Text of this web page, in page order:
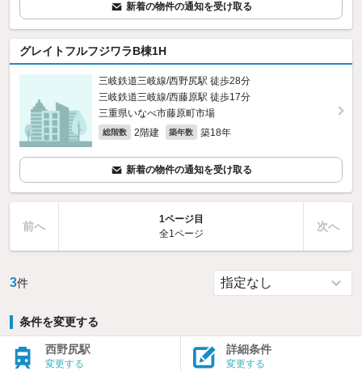
新着の物件の通知を受け取る
グレイトフルフジワラB棟1H
三岐鉄道三岐線/西野尻駅 徒歩28分
三岐鉄道三岐線/西藤原駅 徒歩17分
三重県いなべ市藤原町市場
総階数 2階建 築年数 築18年
新着の物件の通知を受け取る
前へ
1ページ目
全1ページ
次へ
3件
条件を変更する
西野尻駅
変更する
詳細条件
変更する